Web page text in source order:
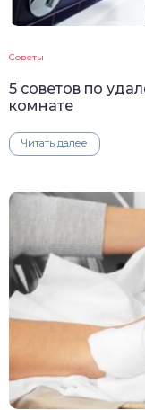
Советы
5 советов по
комнате
Читать далее